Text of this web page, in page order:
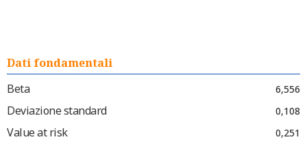
Dati fondamentali
Beta
6,556
Deviazione standard 0,108
Value at risk 0,251